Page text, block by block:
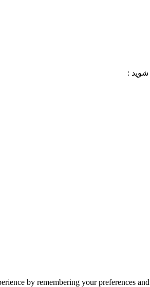
شوید :
by remembering your preferences